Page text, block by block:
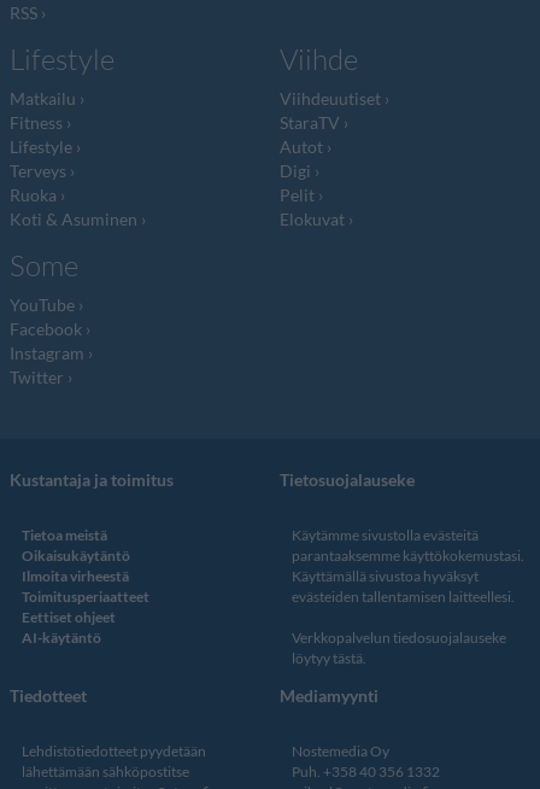
RSS
Lifestyle
Matkailu
Fitness
Lifestyle
Terveys
Ruoka
Koti & Asuminen
Viihde
Viihdeuutiset
StaraTV
Autot
Digi
Pelit
Elokuvat
Some
YouTube
Facebook
Instagram
Twitter
Kustantaja ja toimitus
Tietoa meistä
Oikaisukäytäntö
Ilmoita virheestä
Toimitusperiaatteet
Eettiset ohjeet
AI-käytäntö
Tietosuojalauseke
Käytämme sivustolla evästeitä
parantaaksemme käyttökokemustasi.
Käyttämällä sivustoa hyväksyt
evästeiden tallentamisen laitteellesi.
Verkkopalvelun tiedosuojalauseke
löytyy tästä
Tiedotteet
Lehdistötiedotteet pyydetään
lähettämään sähköpostitse
Mediamyynti
Nostemedia Oy
Puh. +358 40 356 1332